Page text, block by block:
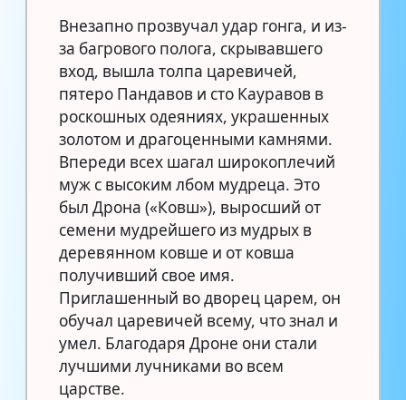
Внезапно прозвучал удар гонга, и из-
за багрового полога, скрывавшего
вход, вышла толпа царевичей,
пятеро Пандавов и сто Кауравов в
роскошных одеяниях, украшенных
золотом и драгоценными камнями.
Впереди всех шагал широкоплечий
муж с высоким лбом мудреца. Это
был Дрона («Ковш»), выросший от
семени мудрейшего из мудрых в
деревянном ковше и от ковша
получивший свое имя.
Приглашенный во дворец царем, он
обучал царевичей всему, что знал и
умел. Благодаря Дроне они стали
лучшими лучниками во всем
царстве.